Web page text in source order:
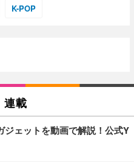
K-POP
連載
ジェットを動画で解説！公式Y